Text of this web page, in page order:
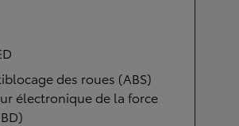
des roues (ABS)
électronique de la force